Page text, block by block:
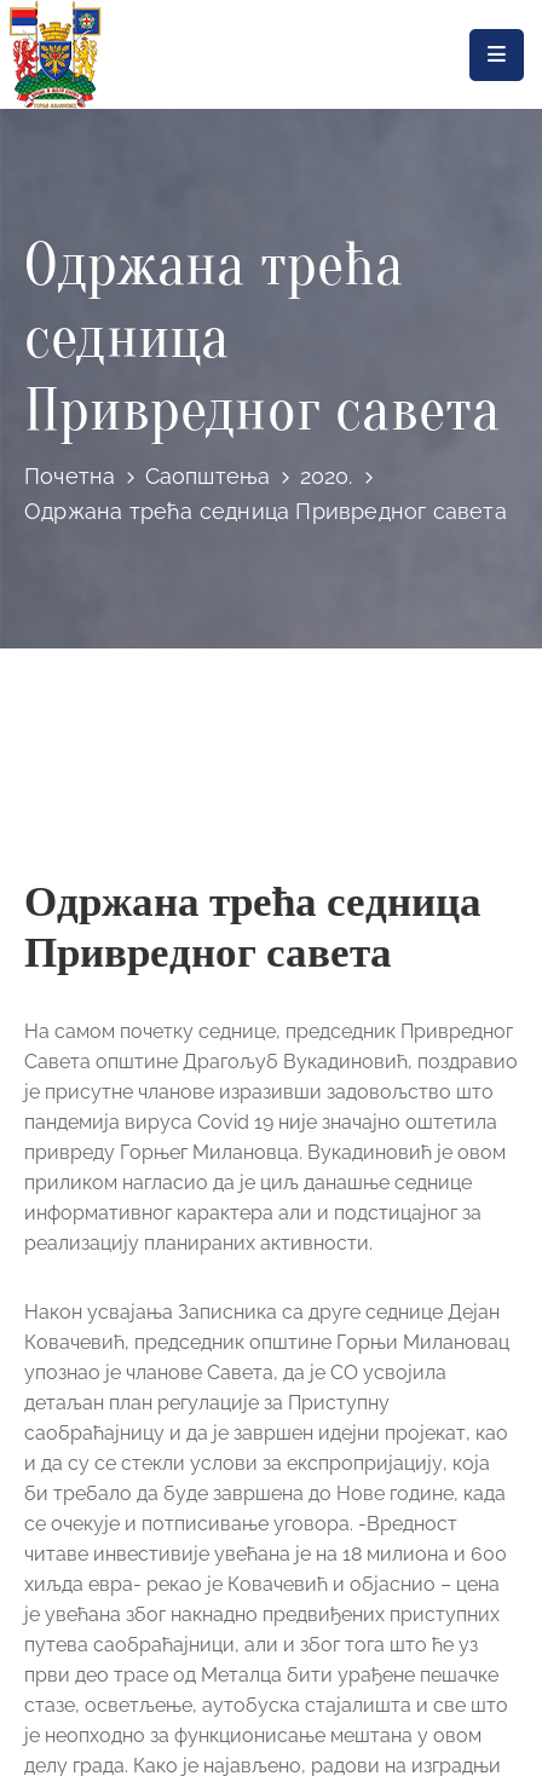
Насловна
Општинска
управа
Актуелности
Документа
Горњи
Милановац
Одржана трећа
седница
Привредног савета
Почетна Саопштења
2020.
Одржана трећа седница Привредног савета
Одржана трећа седница
Привредног савета
На самом почетку седнице, председник Привредног
Савета општине Драгољуб Вукадиновић, поздравио
је присутне чланове изразивши задовољство што
пандемија вируса Covid 19 није значајно оштетила
привреду Горњег Милановца. Вукадиновић је овом
приликом нагласио да је циљ данашње седнице
информативног карактера али и подстицајног за
реализацију планираних активности.
Након усвајања Записника са друге седнице Дејан
Ковачевић, председник општине Горњи Милановац
упознао је чланове Савета, да је СО усвојила
детаљан план регулације за Приступну
саобраћајницу и да је завршен идејни пројекат, као
и да су се стекли услови за експропријацију, која
би требало да буде завршена до Нове године, када
се очекује и потписивање уговора. -Вредност
читаве инвестивије увећана је на 18 милиона и 600
хиљда евра- рекао је Ковачевић и објаснио – цена
је увећана због накнадно предвиђених приступних
путева саобраћајници, али и због тога што ће уз
први део трасе од Металца бити урађене пешачке
стазе, осветљење, аутобуска стајалишта и све што
је неопходно за функционисање мештана у овом
делу града. Како је најављено, радови на изградњи